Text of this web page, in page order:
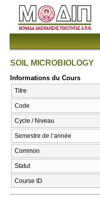
SOIL MICROBIOLOGY
Informations du Cours
Titre
Code
Cycle / Niveau
Semestre de l’année
Common
Statut
Course ID